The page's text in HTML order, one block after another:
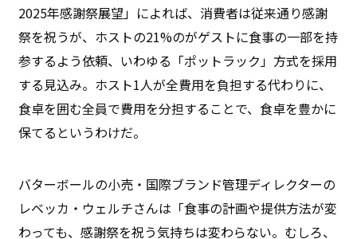
2025年感謝祭展望」によれば、消費者は従来通り感謝
祭を祝うが、ホストの21%のがゲストに食事の一部を持
参するよう依頼、いわゆる「ポットラック」方式を採用
する見込み。ホスト1人が全費用を負担する代わりに、
食卓を囲む全員で費用を分担することで、食卓を豊かに
保てるというわけだ。
バターボールの小売・国際ブランド管理ディレクターの
レベッカ・ウェルチさんは「食事の計画や提供方法が変
わっても、感謝祭を祝う気持ちは変わらない。むしろ、